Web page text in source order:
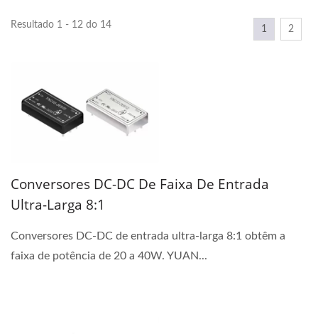
Resultado 1 - 12 do 14 1 2
Conversores DC-DC De Faixa De Entrada
Ultra-Larga 8:1
Conversores DC-DC de entrada ultra-larga 8:1 obtêm a
faixa de potência de 20 a 40W. YUAN...